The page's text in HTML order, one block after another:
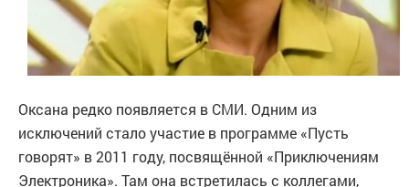
Оксана редко появляется в СМИ. Одним из
исключений стало участие в программе «Пусть
говорят» в 2011 году, посвящённой «Приключениям
Электроника». Там она встретилась с коллегами,